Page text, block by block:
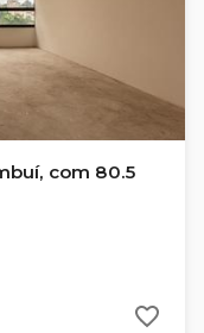
com 80.5